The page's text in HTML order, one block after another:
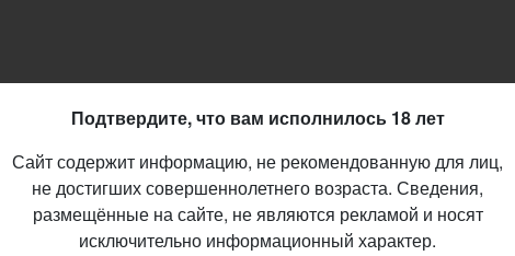
Подтвердите, что вам исполнилось 18 лет
Сайт содержит информацию, не рекомендованную для лиц,
не достигших совершеннолетнего возраста. Сведения,
размещённые на сайте, не являются рекламой и носят
исключительно информационный характер.